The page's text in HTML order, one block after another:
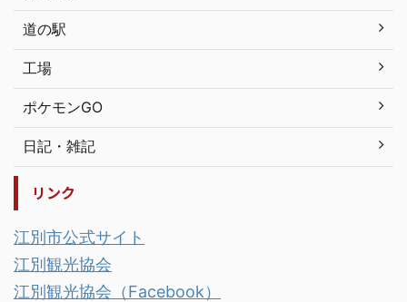
道の駅
工場
ポケモンGO
日記・雑記
リンク
江別市公式サイト
江別観光協会
江別観光協会（Facebook）